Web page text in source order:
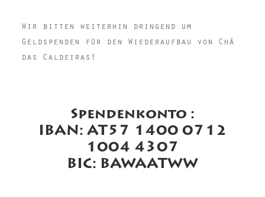
Wir bitten weiterhin dringend um
Geldspenden für den Wiederaufbau von Chã
das Caldeiras!
Spendenkonto :
IBAN: AT57 1400 0712
1004 4307
BIC: BAWAATWW